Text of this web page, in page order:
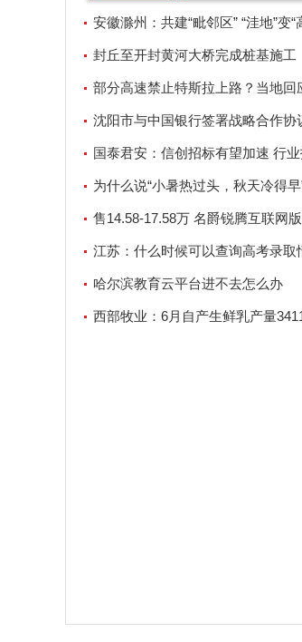
安徽滁州：共建“毗邻区” “洼地”变“
封丘至开封黄河大桥完成桩基施工
部分高速禁止特斯拉上路？当地回
沈阳市与中国银行签署战略合作协
实施
国泰君安：信创招标有望加速 行
为什么说“小暑热过头，秋天冷得早
售14.58-17.58万 名爵锐腾互联网
江苏：什么时候可以查询高考录取
哈尔滨教育云平台进不去怎么办
西部牧业：6月自产生鲜乳产量